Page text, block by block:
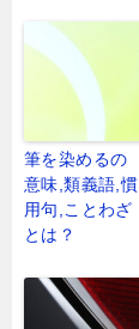
筆を染めるの
意味,類義語,慣
用句,ことわざ
とは？